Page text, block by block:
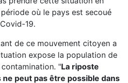
où le pays est secoué
19.
de ce mouvement citoyen a
expose la population de
"La riposte
peut pas être possible dans